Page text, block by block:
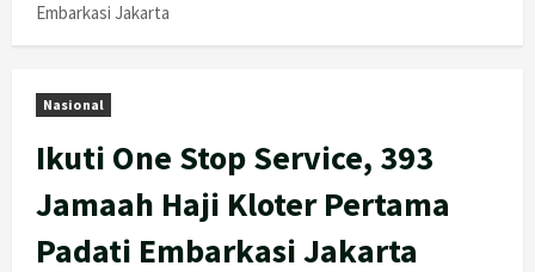
Embarkasi Jakarta
Nasional
Ikuti One Stop Service, 393
Jamaah Haji Kloter Pertama
Padati Embarkasi Jakarta